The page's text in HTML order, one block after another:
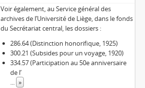
Voir également, au Service général des
archives de l’Université de Liège, dans le fonds
du Secrétariat central, les dossiers :
286.64 (Distinction honorifique, 1925)
300.21 (Subsides pour un voyage, 1920)
334.57 (Participation au 50e anniversaire
de l’
... »